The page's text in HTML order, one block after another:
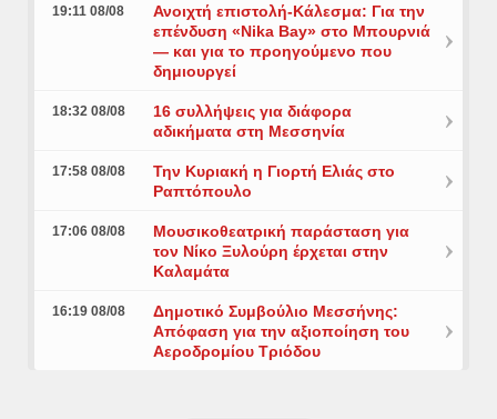
19:11 08/08
Ανοιχτή επιστολή-Κάλεσμα: Για την
επένδυση «Nika Bay» στο Μπουρνιά
— και για το προηγούμενο που
δημιουργεί
18:32 08/08
16 συλλήψεις για διάφορα
αδικήματα στη Μεσσηνία
17:58 08/08
Την Κυριακή η Γιορτή Ελιάς στο
Ραπτόπουλο
17:06 08/08
Μουσικοθεατρική παράσταση για
τον Νίκο Ξυλούρη έρχεται στην
Καλαμάτα
16:19 08/08
Δημοτικό Συμβούλιο Μεσσήνης:
Απόφαση για την αξιοποίηση του
Αεροδρομίου Τριόδου